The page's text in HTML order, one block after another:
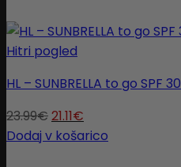
Hitri pogled
HL – SUNBRELLA to go SPF 30
23.99€21.11€
Dodaj v košarico